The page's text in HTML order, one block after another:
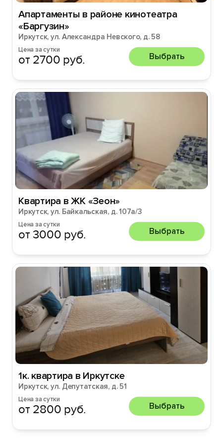
Апартаменты в районе кинотеатра
«Баргузин»
Иркутск, ул. Александра Невского, д. 58
Цена за сутки
от 2700 руб. Выбрать
Квартира в ЖК «Зеон»
Иркутск, ул. Байкальская, д. 107а/3
Цена за сутки
от 3000 руб. Выбрать
1к. квартира в Иркутске
Иркутск, ул. Депутатская, д. 51
Цена за сутки
от 2800 руб. Выбрать